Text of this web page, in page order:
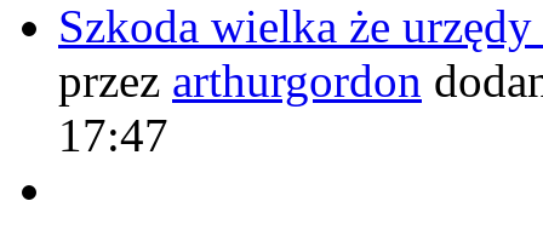
Szkoda wielka że
przez arthurgordon
17:47